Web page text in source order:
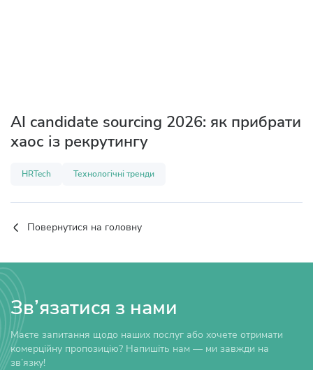
AI candidate sourcing 2026: як прибрати
хаос із рекрутингу
HRTech Технологічні тренди
Повернутися на головну
Зв’язатися з нами
Маєте запитання щодо наших послуг або хочете отримати
комерційну пропозицію? Напишіть нам — ми завжди на
зв’язку!